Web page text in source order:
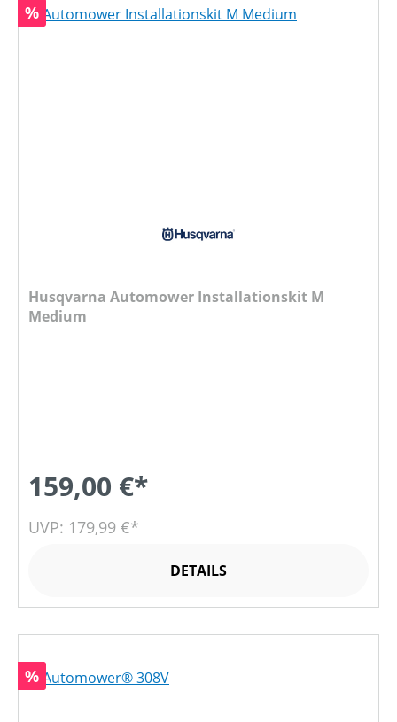
Rabatt
%
Husqvarna Automower Installationskit M
Medium
159,00 €*
UVP: 179,99 €*
DETAILS
Rabatt
%